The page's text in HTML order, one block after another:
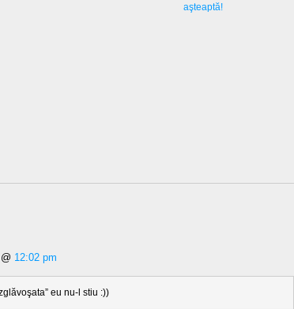
aşteaptă!
12:02 pm
eu nu-l stiu :))